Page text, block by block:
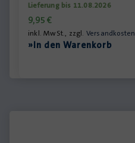
Lieferung bis 11.08.2026
9,95 €
inkl. MwSt., zzgl. Versandkosten
»In den Warenkorb